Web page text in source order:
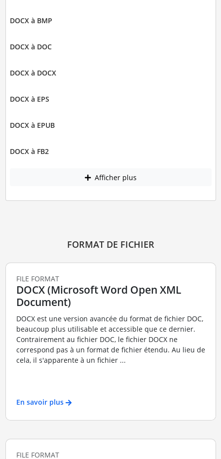
DOCX à BMP
DOCX à DOC
DOCX à DOCX
DOCX à EPS
DOCX à EPUB
DOCX à FB2
Afficher plus
FORMAT DE FICHIER
FILE FORMAT
DOCX (Microsoft Word Open XML
Document)
DOCX est une version avancée du format de fichier DOC,
beaucoup plus utilisable et accessible que ce dernier.
Contrairement au fichier DOC, le fichier DOCX ne
correspond pas à un format de fichier étendu. Au lieu de
cela, il s'apparente à un fichier ...
En savoir plus
FILE FORMAT